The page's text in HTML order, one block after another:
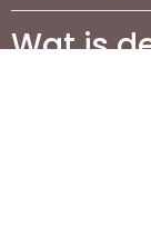
Wat is